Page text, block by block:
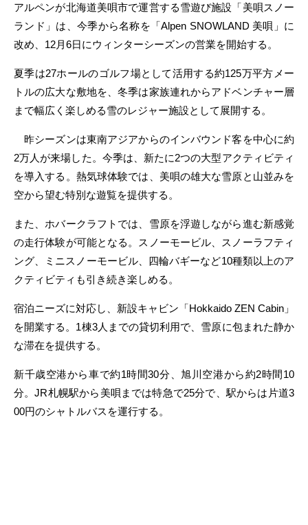
アルペンが北海道美唄市で運営する雪遊び施設「美唄スノー
ランド」は、今季から名称を「Alpen SNOWLAND 美唄」に
改め、12月6日にウィンターシーズンの営業を開始する。
夏季は27ホールのゴルフ場として活用する約125万平方メー
トルの広大な敷地を、冬季は家族連れからアドベンチャー層
まで幅広く楽しめる雪のレジャー施設として展開する。
昨シーズンは東南アジアからのインバウンド客を中心に約
2万人が来場した。今季は、新たに2つの大型アクティビティ
を導入する。熱気球体験では、美唄の雄大な雪原と山並みを
空から望む特別な遊覧を提供する。
また、ホバークラフトでは、雪原を浮遊しながら進む新感覚
の走行体験が可能となる。スノーモービル、スノーラフティ
ング、ミニスノーモービル、四輪バギーなど10種類以上のア
クティビティも引き続き楽しめる。
宿泊ニーズに対応し、新設キャビン「Hokkaido ZEN Cabin」
を開業する。1棟3人までの貸切利用で、雪原に包まれた静か
な滞在を提供する。
新千歳空港から車で約1時間30分、旭川空港から約2時間10
分。JR札幌駅から美唄までは特急で25分で、駅からは片道3
00円のシャトルバスを運行する。